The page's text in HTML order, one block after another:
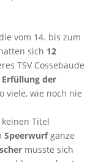
vom 14. bis zum
sich 12
TSV Cossebaude
Erfüllung der
viele, wie noch nie
Titel
Speerwurfganze
musste sich